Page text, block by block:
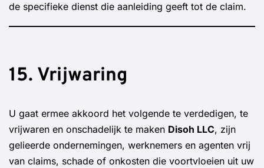
de specifieke dienst die aanleiding geeft tot de claim.
15. Vrijwaring
U gaat ermee akkoord het volgende te verdedigen, te
vrijwaren en onschadelijk te maken Disoh LLC, zijn
gelieerde ondernemingen, werknemers en agenten vrij
van claims, schade of onkosten die voortvloeien uit uw